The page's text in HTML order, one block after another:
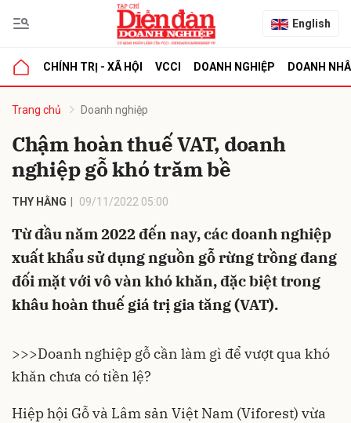
English
CHÍNH TRỊ - XÃ HỘI VCCI DOANH NGHIỆP DOANH
Trang chủ Doanh nghiệp
Chậm hoàn thuế VAT, doanh
nghiệp gỗ khó trăm bề
THY HẰNG 09/11/2022 05:00
Từ đầu năm 2022 đến nay, các doanh nghiệp
xuất khẩu sử dụng nguồn gỗ rừng trồng đang
đối mặt với vô vàn khó khăn, đặc biệt trong
khâu hoàn thuế giá trị gia tăng (VAT).
>>>Doanh nghiệp gỗ cần làm gì để vượt qua khó
khăn chưa có tiền lệ?
Hiệp hội Gỗ và Lâm sản Việt Nam (Viforest) vừa
luận
Hủy